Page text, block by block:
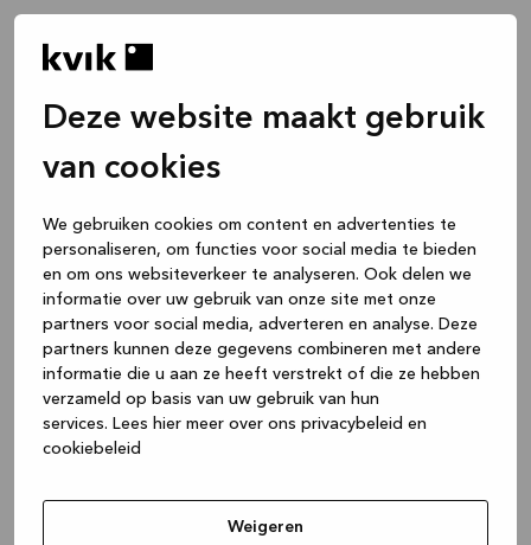
Deze website maakt gebruik
van cookies
We gebruiken cookies om content en advertenties te
personaliseren, om functies voor social media te bieden
en om ons websiteverkeer te analyseren. Ook delen we
informatie over uw gebruik van onze site met onze
partners voor social media, adverteren en analyse. Deze
partners kunnen deze gegevens combineren met andere
informatie die u aan ze heeft verstrekt of die ze hebben
verzameld op basis van uw gebruik van hun
services. Lees hier meer over ons privacybeleid en
cookiebeleid
Weigeren
(see the browser console for more